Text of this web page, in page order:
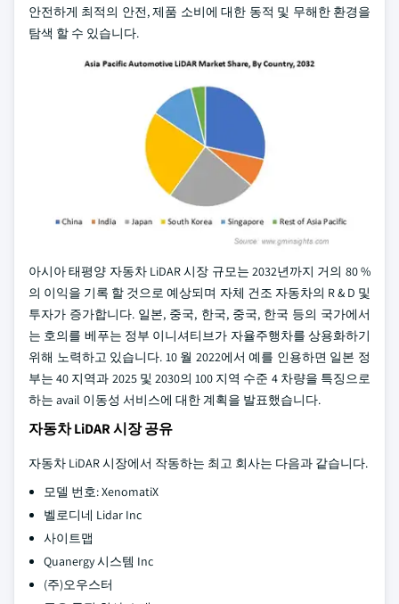
안전하게 최적의 안전, 제품 소비에 대한 동적 및 무해한 환경을
탐색 할 수 있습니다.
아시아 태평양 자동차 LiDAR 시장 규모는 2032년까지 거의 80 %
의 이익을 기록 할 것으로 예상되며 자체 건조 자동차의 R & D 및
투자가 증가합니다. 일본, 중국, 한국, 중국, 한국 등의 국가에서
는 호의를 베푸는 정부 이니셔티브가 자율주행차를 상용화하기
위해 노력하고 있습니다. 10 월 2022에서 예를 인용하면 일본 정
부는 40 지역과 2025 및 2030의 100 지역 수준 4 차량을 특징으로
하는 avail 이동성 서비스에 대한 계획을 발표했습니다.
자동차 LiDAR 시장 공유
자동차 LiDAR 시장에서 작동하는 최고 회사는 다음과 같습니다.
모델 번호: XenomatiX
벨로디네 Lidar Inc
사이트맵
Quanergy 시스템 Inc
(주)오우스터